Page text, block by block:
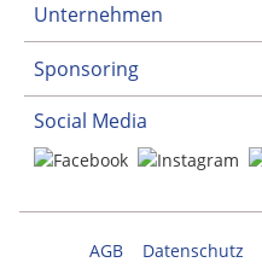
Unternehmen
Sponsoring
Social Media
AGB Datenschutz